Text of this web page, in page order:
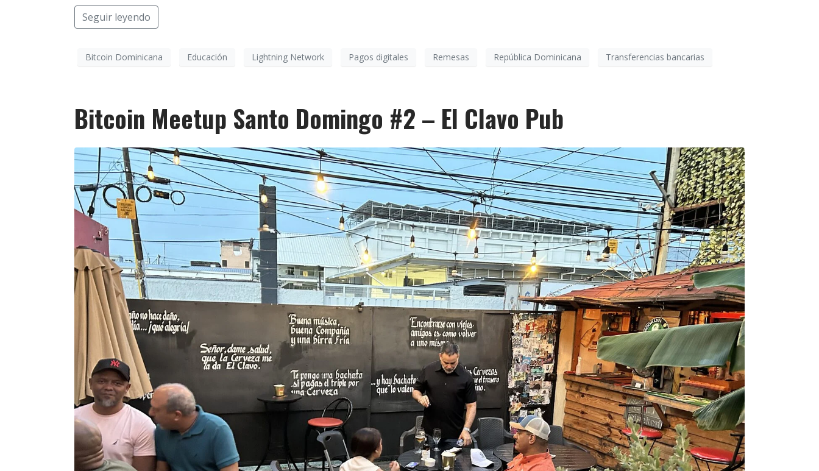
Seguir leyendo
Bitcoin Dominicana Educación Lightning Network Pagos digitales Remesas República Dominicana Transferencias bancarias
Bitcoin Meetup Santo Domingo #2 – El Clavo Pub